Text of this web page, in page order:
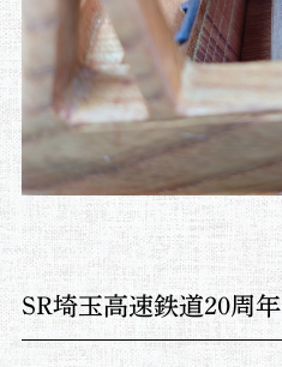
SR埼玉高速鉄道20周年